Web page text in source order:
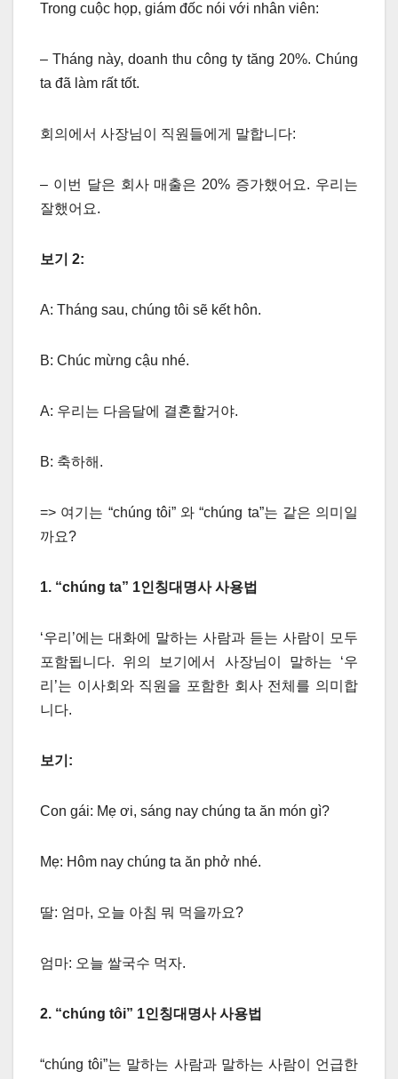
Trong cuộc họp, giám đốc nói với nhân viên:
– Tháng này, doanh thu công ty tăng 20%. Chúng
ta đã làm rất tốt.
회의에서 사장님이 직원들에게 말합니다:
– 이번 달은 회사 매출은 20% 증가했어요. 우리는
잘했어요.
보기 2:
A: Tháng sau, chúng tôi sẽ kết hôn.
B: Chúc mừng cậu nhé.
A: 우리는 다음달에 결혼할거야.
B: 축하해.
=> 여기는 “chúng tôi” 와 “chúng ta”는 같은 의미일
까요?
1. “chúng ta” 1인칭대명사 사용법
‘우리’에는 대화에 말하는 사람과 듣는 사람이 모두
포함됩니다. 위의 보기에서 사장님이 말하는 ‘우
리’는 이사회와 직원을 포함한 회사 전체를 의미합
니다.
보기:
Con gái: Mẹ ơi, sáng nay chúng ta ăn món gì?
Mẹ: Hôm nay chúng ta ăn phở nhé.
딸: 엄마, 오늘 아침 뭐 먹을까요?
엄마: 오늘 쌀국수 먹자.
2. “chúng tôi” 1인칭대명사 사용법
“chúng tôi”는 말하는 사람과 말하는 사람이 언급한